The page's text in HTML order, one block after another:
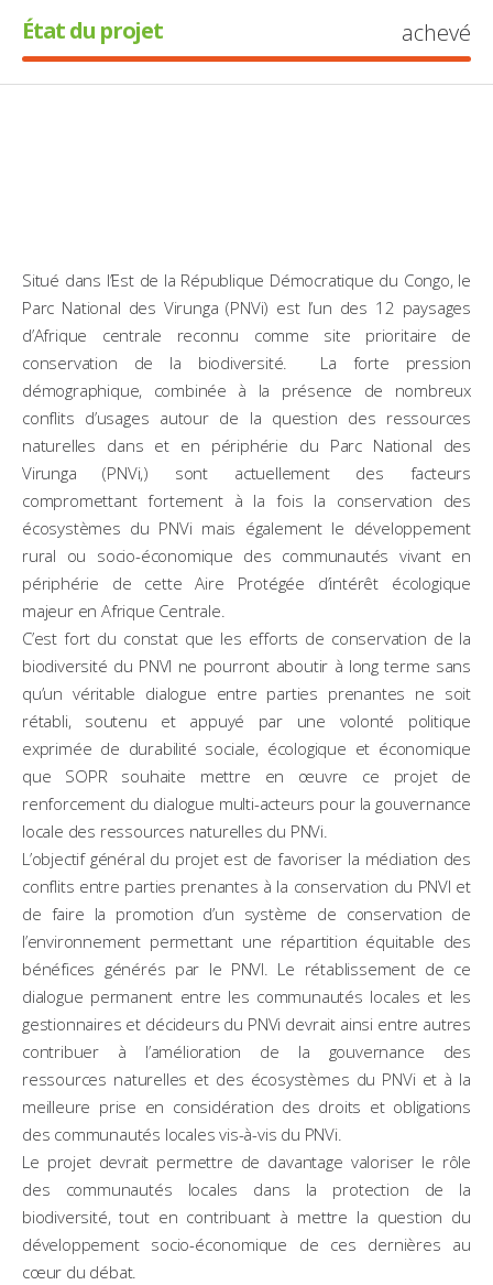
État du projet achevé
Situé dans l’Est de la République Démocratique du Congo, le
Parc National des Virunga (PNVi) est l’un des 12 paysages
d’Afrique centrale reconnu comme site prioritaire de
conservation de la biodiversité. La forte pression
démographique, combinée à la présence de nombreux
conflits d’usages autour de la question des ressources
naturelles dans et en périphérie du Parc National des
Virunga (PNVi,) sont actuellement des facteurs
compromettant fortement à la fois la conservation des
écosystèmes du PNVi mais également le développement
rural ou socio-économique des communautés vivant en
périphérie de cette Aire Protégée d’intérêt écologique
majeur en Afrique Centrale.
C’est fort du constat que les efforts de conservation de la
biodiversité du PNVI ne pourront aboutir à long terme sans
qu’un véritable dialogue entre parties prenantes ne soit
rétabli, soutenu et appuyé par une volonté politique
exprimée de durabilité sociale, écologique et économique
que SOPR souhaite mettre en œuvre ce projet de
renforcement du dialogue multi-acteurs pour la gouvernance
locale des ressources naturelles du PNVi.
L’objectif général du projet est de favoriser la médiation des
conflits entre parties prenantes à la conservation du PNVI et
de faire la promotion d’un système de conservation de
l’environnement permettant une répartition équitable des
bénéfices générés par le PNVI. Le rétablissement de ce
dialogue permanent entre les communautés locales et les
gestionnaires et décideurs du PNVi devrait ainsi entre autres
contribuer à l’amélioration de la gouvernance des
ressources naturelles et des écosystèmes du PNVi et à la
meilleure prise en considération des droits et obligations
des communautés locales vis-à-vis du PNVi.
Le projet devrait permettre de davantage valoriser le rôle
des communautés locales dans la protection de la
biodiversité, tout en contribuant à mettre la question du
développement socio-économique de ces dernières au
cœur du débat.